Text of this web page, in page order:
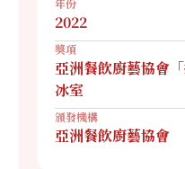
年份
2022
獎項
亞洲餐飲廚藝協會
冰室
頒發機構
亞洲餐飲廚藝協會